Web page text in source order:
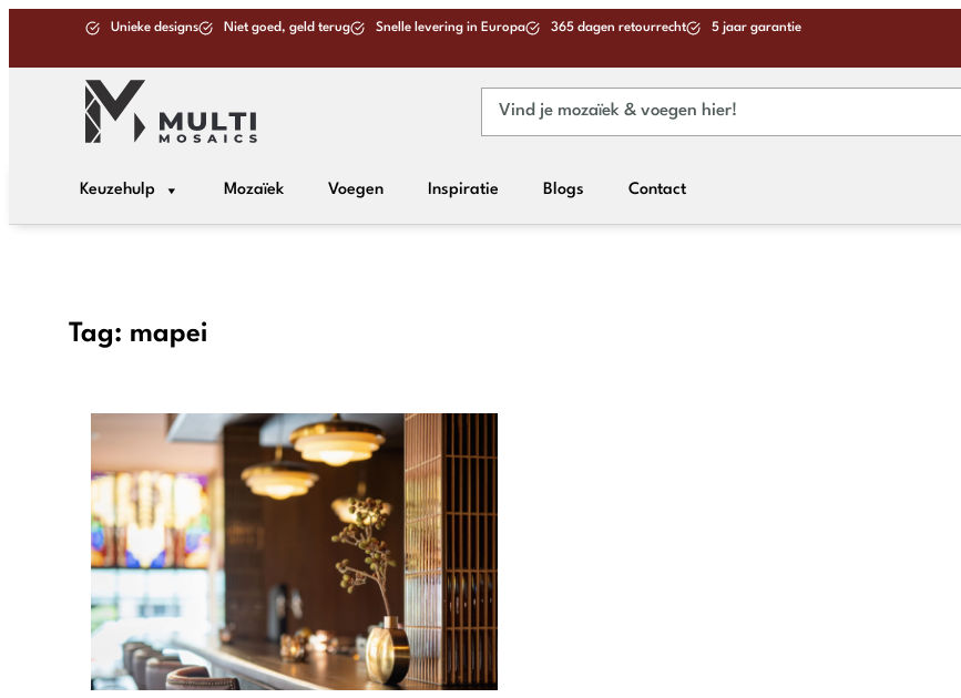
Unieke designs Niet goed, geld terug Snelle levering in Europa 365 dagen retourrecht 5 jaar garantie
Keuzehulp Mozaïek Voegen Inspiratie Blogs Contact
Tag: mapei